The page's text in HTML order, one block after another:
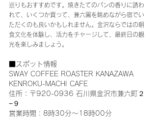
巡りもおすすめです。焼きたてのパンの香りに誘わ
れて、いくつか買って、兼六園を眺めながら宿でい
ただくのも良いかもしれません。金沢ならではの朝
食文化を体験し、活力をチャージして、最終日の観
光を楽しみましょう。
■スポット情報
SWAY COFFEE ROASTER KANAZAWA
KENROKU-MACHI CAFE
住所：〒920-0936 石川県金沢市兼六町２
−９
営業時間：8時30分～18時00分